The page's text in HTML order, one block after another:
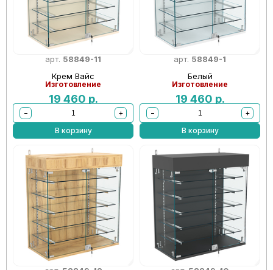
арт. 58849-11
Крем Вайс
Изготовление
19 460 р.
−
+
В корзину
арт. 58849-1
Белый
Изготовление
19 460 р.
−
+
В корзину